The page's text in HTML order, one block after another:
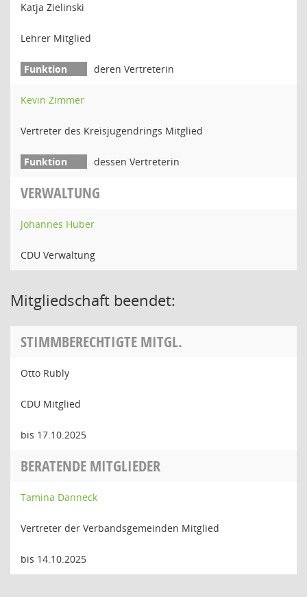
Katja Zielinski
Lehrer Mitglied
deren Vertreterin
Kevin Zimmer
Vertreter des Kreisjugendrings Mitglied
dessen Vertreterin
VERWALTUNG
Johannes Huber
CDU Verwaltung
Mitgliedschaft beendet:
STIMMBERECHTIGTE MITGL.
Otto Rubly
CDU Mitglied
bis 17.10.2025
BERATENDE MITGLIEDER
Tamina Danneck
Vertreter der Verbandsgemeinden Mitglied
bis 14.10.2025